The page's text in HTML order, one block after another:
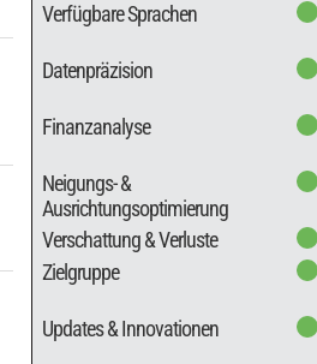
Verfügbare Sprachen
Datenpräzision
Finanzanalyse
Neigungs- &
Ausrichtungsoptimierung
Verschattung & Verluste
Zielgruppe
Updates & Innovationen